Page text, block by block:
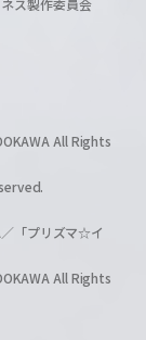
All Rights
「プリズマ☆イ
All Rights